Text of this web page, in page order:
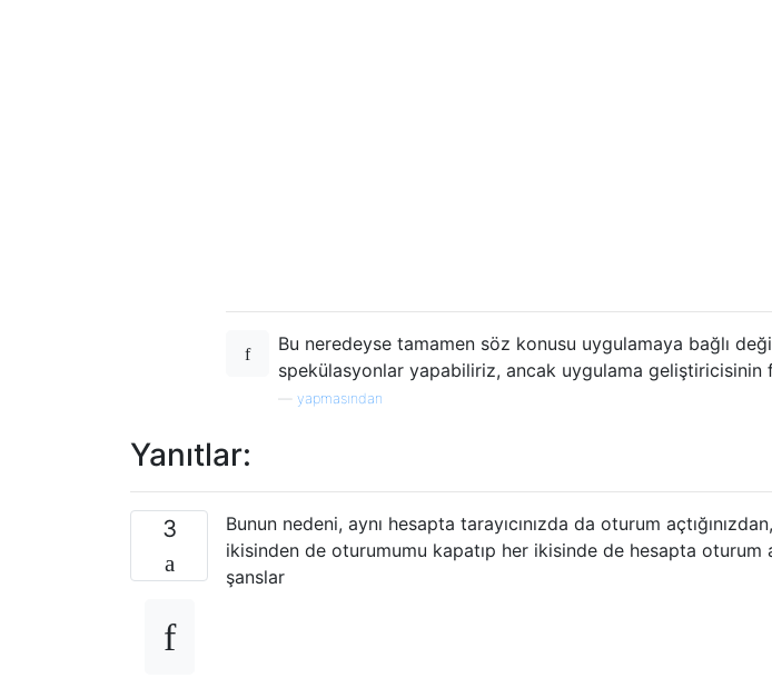
Bu neredeyse tamamen söz konusu uygulamaya bağlı
spekülasyonlar yapabiliriz, ancak uygulama geliştiricisinin
yapmasından
Yanıtlar:
3
Bunun nedeni, aynı hesapta tarayıcınızda da oturum
ikisinden de oturumumu kapatıp her ikisinde de hesapta oturum
şanslar